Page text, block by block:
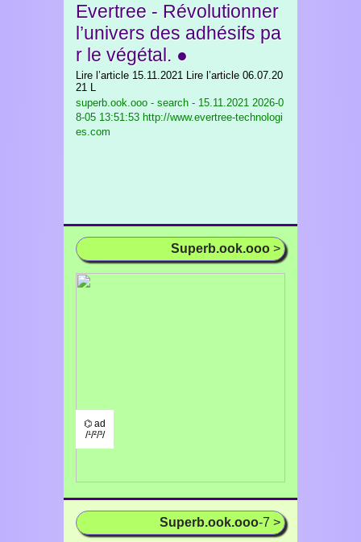
Evertree - Révolutionner
l’univers des adhésifs pa
r le végétal. ●
Lire l’article 15.11.2021 Lire l’article 06.07.20
21 L
superb.ook.ooo - search - 15.11.2021 2026-0
8-05 13:51:53 http://www.evertree-technologi
es.com
Superb.ook.ooo >
⌬ ad
/¹/²/³/
Superb.ook.ooo-7 >